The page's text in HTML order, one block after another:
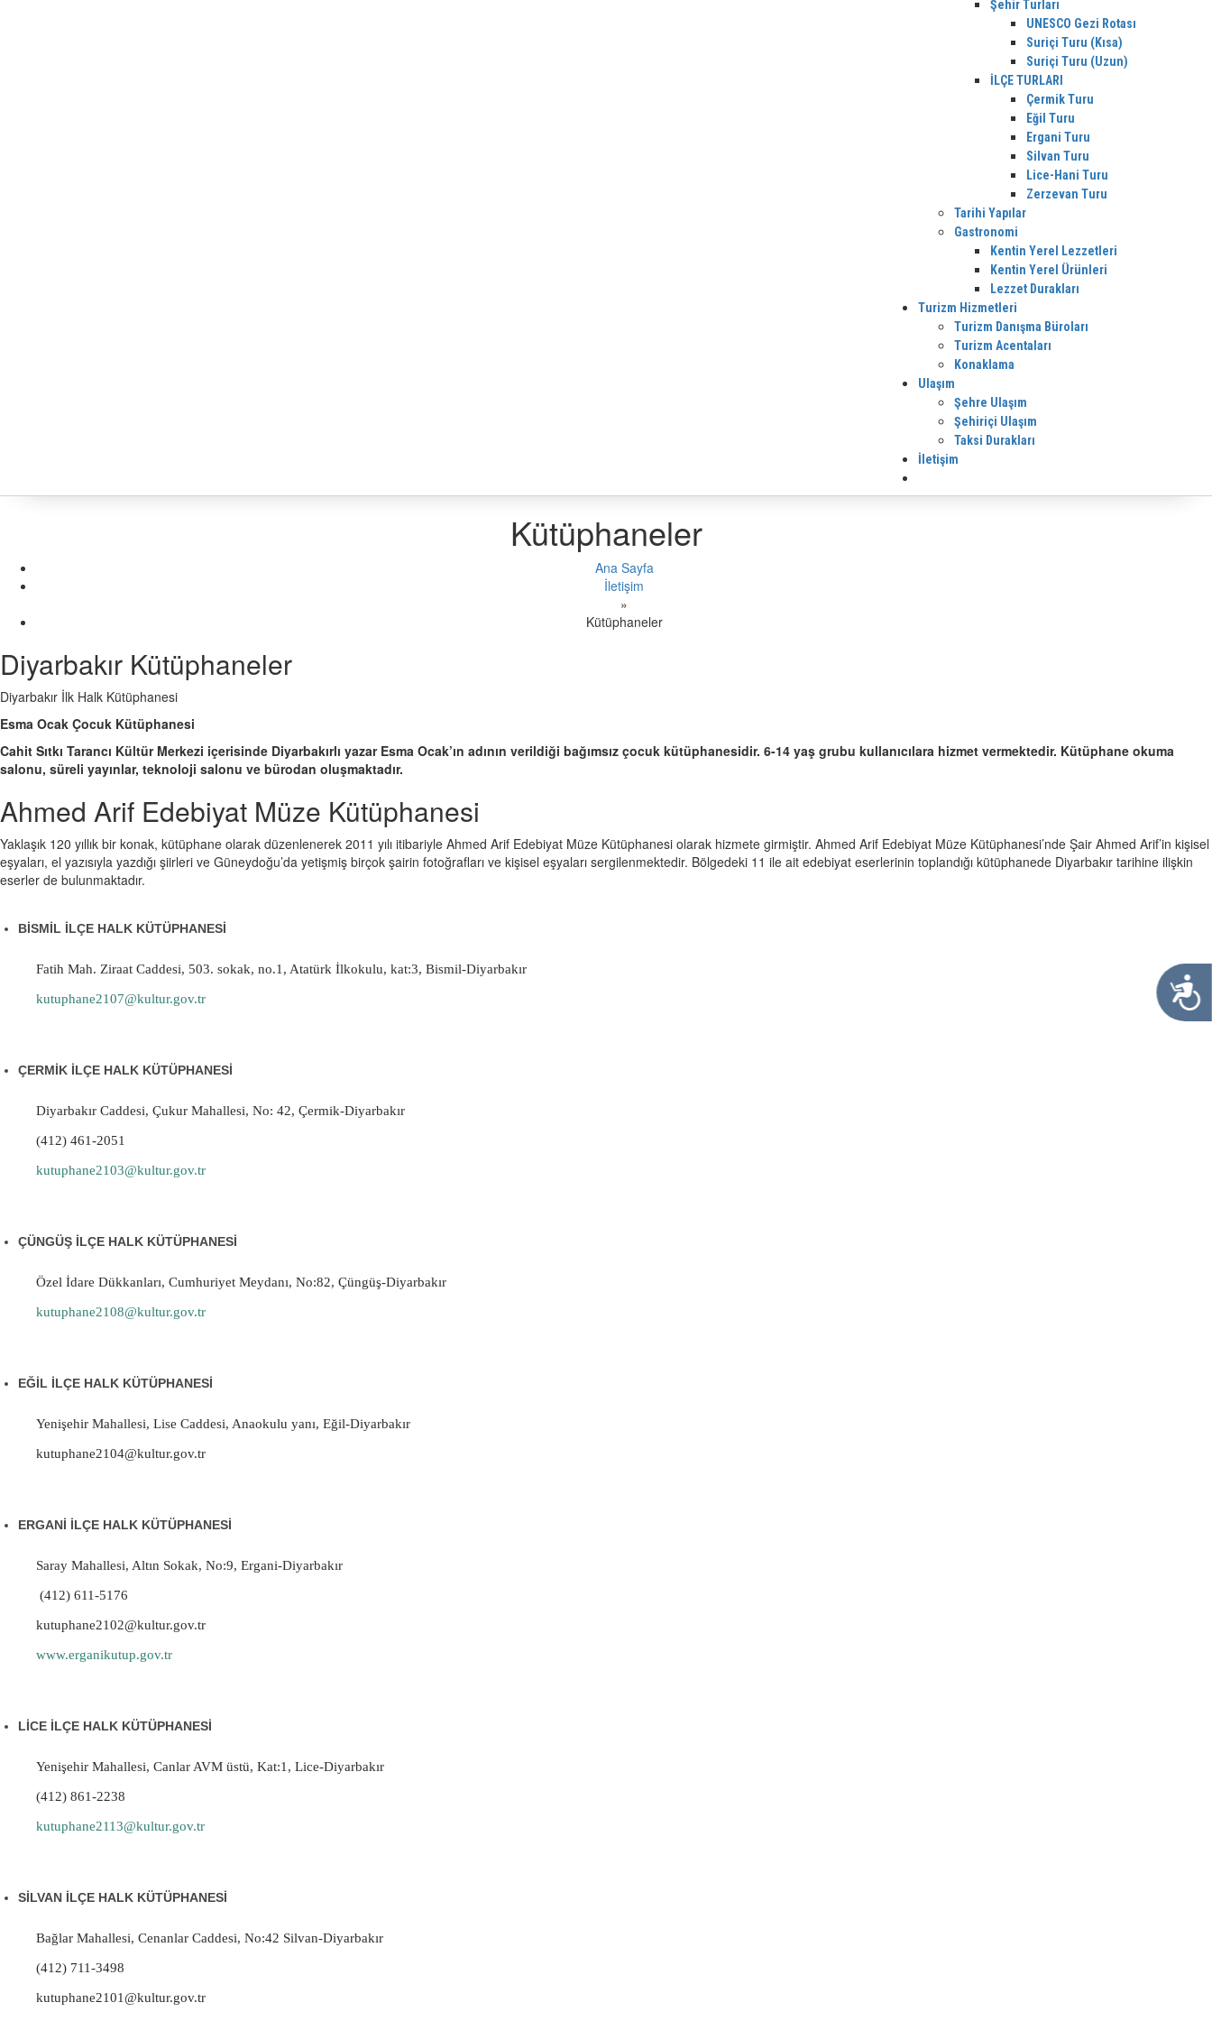
Şehir Turları
UNESCO Gezi Rotası
Suriçi Turu (Kısa)
Suriçi Turu (Uzun)
İLÇE TURLARI
Çermik Turu
Eğil Turu
Ergani Turu
Silvan Turu
Lice-Hani Turu
Zerzevan Turu
Tarihi Yapılar
Gastronomi
Kentin Yerel Lezzetleri
Kentin Yerel Ürünleri
Lezzet Durakları
Turizm Hizmetleri
Turizm Danışma Büroları
Turizm Acentaları
Konaklama
Ulaşım
Şehre Ulaşım
Şehiriçi Ulaşım
Taksi Durakları
İletişim
Kütüphaneler
Ana Sayfa
İletişim
»
Kütüphaneler
Diyarbakır Kütüphaneler
Diyarbakır İlk Halk Kütüphanesi
Esma Ocak Çocuk Kütüphanesi
Cahit Sıtkı Tarancı Kültür Merkezi içerisinde Diyarbakırlı yazar Esma Ocak’ın adının verildiği bağımsız çocuk kütüphanesidir. 6-14 yaş grubu kullanıcılara hizmet vermektedir. Kütüphane okuma
salonu, süreli yayınlar, teknoloji salonu ve bürodan oluşmaktadır.
Ahmed Arif Edebiyat Müze Kütüphanesi
Yaklaşık 120 yıllık bir konak, kütüphane olarak düzenlenerek 2011 yılı itibariyle Ahmed Arif Edebiyat Müze Kütüphanesi olarak hizmete girmiştir. Ahmed Arif Edebiyat Müze Kütüphanesi’nde Şair Ahmed Arif’in kişisel
eşyaları, el yazısıyla yazdığı şiirleri ve Güneydoğu’da yetişmiş birçok şairin fotoğrafları ve kişisel eşyaları sergilenmektedir. Bölgedeki 11 ile ait edebiyat eserlerinin toplandığı kütüphanede Diyarbakır tarihine ilişkin
eserler de bulunmaktadır.
BİSMİL İLÇE HALK KÜTÜPHANESİ
Fatih Mah. Ziraat Caddesi, 503. sokak, no.1, Atatürk İlkokulu, kat:3, Bismil-Diyarbakır
kutuphane2107@kultur.gov.tr
ÇERMİK İLÇE HALK KÜTÜPHANESİ
Diyarbakır Caddesi, Çukur Mahallesi, No: 42, Çermik-Diyarbakır
(412) 461-2051
kutuphane2103@kultur.gov.tr
ÇÜNGÜŞ İLÇE HALK KÜTÜPHANESİ
Özel İdare Dükkanları, Cumhuriyet Meydanı, No:82, Çüngüş-Diyarbakır
kutuphane2108@kultur.gov.tr
EĞİL İLÇE HALK KÜTÜPHANESİ
Yenişehir Mahallesi, Lise Caddesi, Anaokulu yanı, Eğil-Diyarbakır
kutuphane2104@kultur.gov.tr
ERGANİ İLÇE HALK KÜTÜPHANESİ
Saray Mahallesi, Altın Sokak, No:9, Ergani-Diyarbakır
(412) 611-5176
kutuphane2102@kultur.gov.tr
www.erganikutup.gov.tr
LİCE İLÇE HALK KÜTÜPHANESİ
Yenişehir Mahallesi, Canlar AVM üstü, Kat:1, Lice-Diyarbakır
(412) 861-2238
kutuphane2113@kultur.gov.tr
SİLVAN İLÇE HALK KÜTÜPHANESİ
Bağlar Mahallesi, Cenanlar Caddesi, No:42 Silvan-Diyarbakır
(412) 711-3498
kutuphane2101@kultur.gov.tr